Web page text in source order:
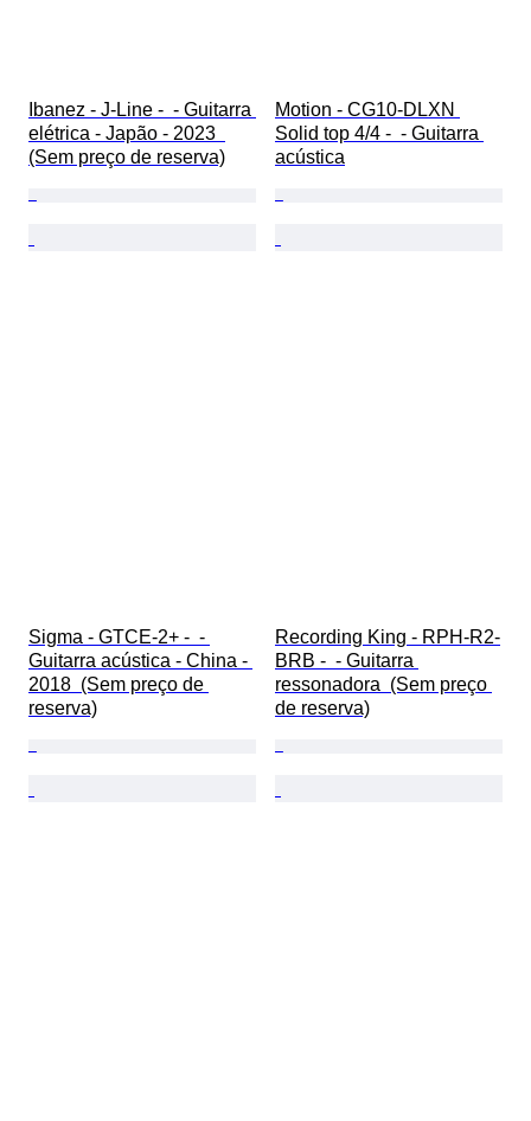
Ibanez - J-Line -  - Guitarra
elétrica - Japão - 2023
(Sem preço de reserva)
Motion - CG10-DLXN
Solid top 4/4 -  - Guitarra
acústica
Sigma - GTCE-2+ -  -
Guitarra acústica - China -
2018  (Sem preço de
reserva)
Recording King - RPH-R2-
BRB -  - Guitarra
ressonadora  (Sem preço
de reserva)